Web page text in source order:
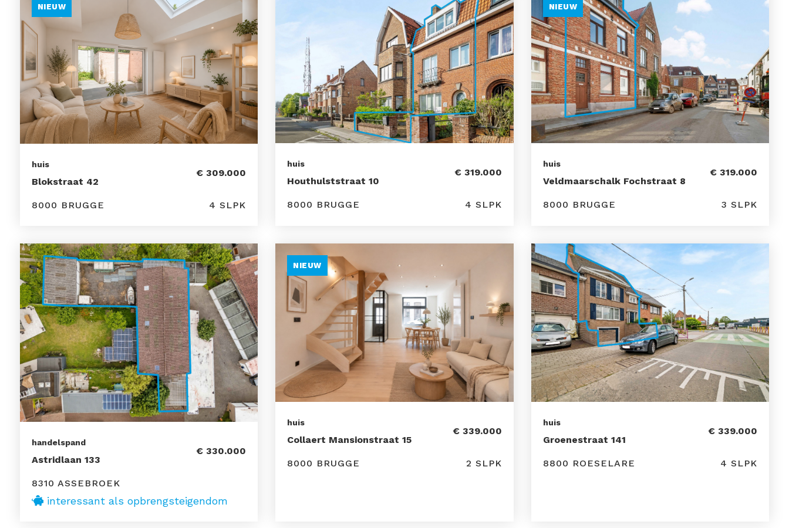
NIEUW
huis
Blokstraat 42
€ 309.000
8000 BRUGGE 4 SLPK
huis
Houthulststraat 10
€ 319.000
8000 BRUGGE 4 SLPK
NIEUW
huis
Veldmaarschalk Fochstraat 8
€ 319.000
8000 BRUGGE 3 SLPK
handelspand
Astridlaan 133
€ 330.000
8310 ASSEBROEK
interessant als opbrengsteigendom
NIEUW
huis
Collaert Mansionstraat 15
€ 339.000
8000 BRUGGE 2 SLPK
huis
Groenestraat 141
€ 339.000
8800 ROESELARE 4 SLPK